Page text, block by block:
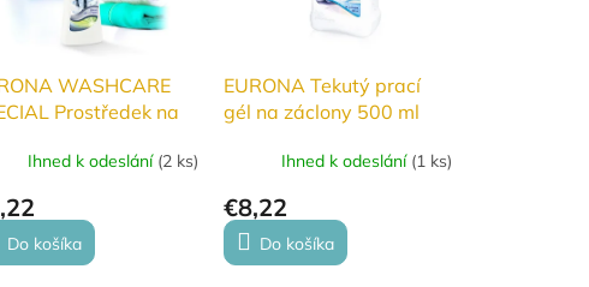
WASHCARE
Prostředek na
250ml
Ihned k odeslání (2 ks)
Do košíka
EURONA Tekutý prací
gél na záclony 500 ml
Ihned k odeslání (1 ks)
€8,22
Do košíka